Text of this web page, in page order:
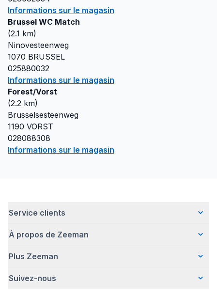
Informations sur le magasin
Brussel WC Match
(2.1 km)
Ninovesteenweg
1070 BRUSSEL
025880032
Informations sur le magasin
Forest/Vorst
(2.2 km)
Brusselsesteenweg
1190 VORST
028088308
Informations sur le magasin
Service clients
Questions fréquentes
Livraison
Retour d'articles
À propos de Zeeman
Qui sommes-nous ?
Une entreprise responsable
Plus Zeeman
Avertissement de sécurité
Suivez-nous